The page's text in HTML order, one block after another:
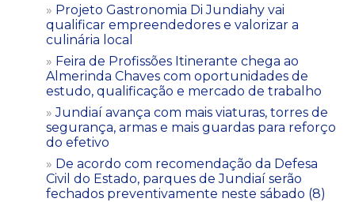
Projeto Gastronomia Di Jundiahy vai
qualificar empreendedores e valorizar a
culinária local
Feira de Profissões Itinerante chega ao
Almerinda Chaves com oportunidades de
estudo, qualificação e mercado de trabalho
Jundiaí avança com mais viaturas, torres de
segurança, armas e mais guardas para reforço
do efetivo
De acordo com recomendação da Defesa
Civil do Estado, parques de Jundiaí serão
fechados preventivamente neste sábado (8)